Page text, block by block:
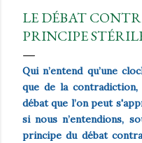
LE DÉBAT
PRINCIPE
Qui n’entend qu’une
que de la contradiction,
débat que l’on peut
si nous n’entendions,
principe du débat